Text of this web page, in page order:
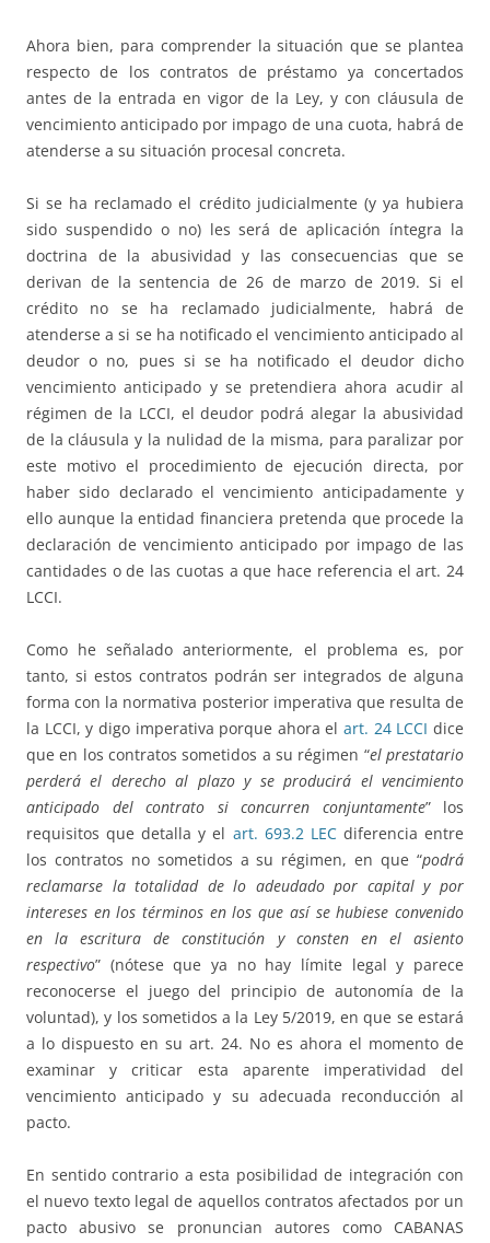
Ahora bien, para comprender la situación que se plantea
respecto de los contratos de préstamo ya concertados
antes de la entrada en vigor de la Ley, y con cláusula de
vencimiento anticipado por impago de una cuota, habrá de
atenderse a su situación procesal concreta.
Si se ha reclamado el crédito judicialmente (y ya hubiera
sido suspendido o no) les será de aplicación íntegra la
doctrina de la abusividad y las consecuencias que se
derivan de la sentencia de 26 de marzo de 2019. Si el
crédito no se ha reclamado judicialmente, habrá de
atenderse a si se ha notificado el vencimiento anticipado al
deudor o no, pues si se ha notificado el deudor dicho
vencimiento anticipado y se pretendiera ahora acudir al
régimen de la LCCI, el deudor podrá alegar la abusividad
de la cláusula y la nulidad de la misma, para paralizar por
este motivo el procedimiento de ejecución directa, por
haber sido declarado el vencimiento anticipadamente y
ello aunque la entidad financiera pretenda que procede la
declaración de vencimiento anticipado por impago de las
cantidades o de las cuotas a que hace referencia el art. 24
LCCI.
Como he señalado anteriormente, el problema es, por
tanto, si estos contratos podrán ser integrados de alguna
forma con la normativa posterior imperativa que resulta de
la LCCI, y digo imperativa porque ahora elart. 24 LCCI dice
que en los contratos sometidos a su régimen “el prestatario
perderá el derecho al plazo y se producirá el vencimiento
anticipado del contrato si concurren conjuntamente” los
requisitos que detalla y el art. 693.2 LECdiferencia entre
los contratos no sometidos a su régimen, en que “podrá
reclamarse la totalidad de lo adeudado por capital y por
intereses en los términos en los que así se hubiese convenido
en la escritura de constitución y consten en el asiento
respectivo” (nótese que ya no hay límite legal y parece
reconocerse el juego del principio de autonomía de la
voluntad), y los sometidos a la Ley 5/2019, en que se estará
a lo dispuesto en su art. 24. No es ahora el momento de
examinar y criticar esta aparente imperatividad del
vencimiento anticipado y su adecuada reconducción al
pacto.
En sentido contrario a esta posibilidad de integración con
el nuevo texto legal de aquellos contratos afectados por un
pacto abusivo se pronuncian autores como CABANAS